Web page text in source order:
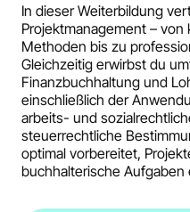
In dieser Weiterbildung
Projektmanagement – von
Methoden bis zu
Gleichzeitig erwirbst du
Finanzbuchhaltung und
einschließlich der
arbeits- und
steuerrechtliche
optimal vorbereitet,
buchhalterische